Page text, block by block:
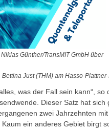
Günther/TransMIT GmbH über
Just (THM) am Hasso-
was der Fall sein kann“,
Dieser Satz hat sich
zwei Jahrzehnten
ein anderes Gebiet birgt